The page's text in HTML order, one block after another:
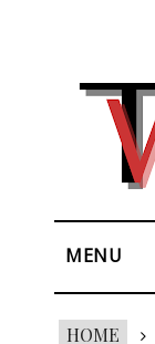
MENU
HOME